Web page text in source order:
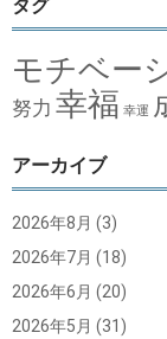
タグ
モチベー
努力 幸福 幸運
アーカイブ
2026年8月 (3)
2026年7月 (18)
2026年6月 (20)
2026年5月 (31)